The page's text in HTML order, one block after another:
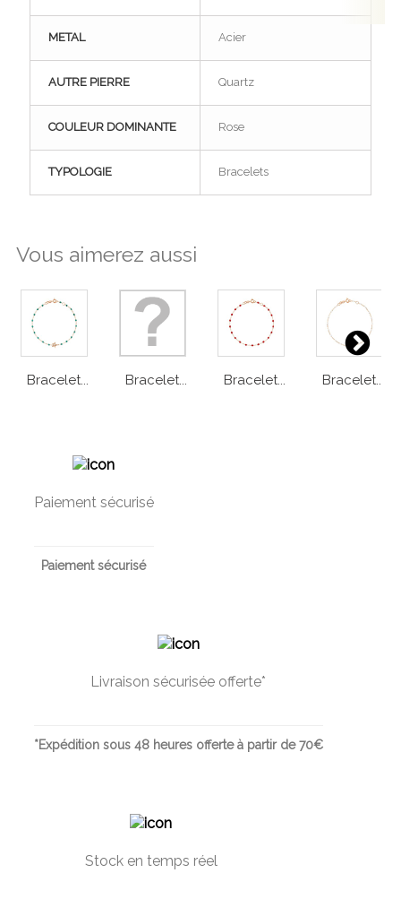
METAL Acier
AUTRE PIERRE Quartz
COULEUR DOMINANTE Rose
TYPOLOGIE Bracelets
Vous aimerez aussi
Bracelet... Bracelet... Bracelet... Bracelet...
Paiement sécurisé
Paiement sécurisé
Livraison sécurisée offerte*
*Expédition sous 48 heures offerte à partir de 70€
Stock en temps réel